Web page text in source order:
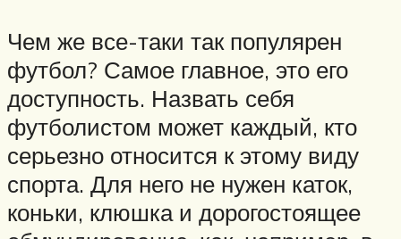
Чем же все-таки так популярен
футбол? Самое главное, это его
доступность. Назвать себя
футболистом может каждый, кто
серьезно относится к этому виду
спорта. Для него не нужен каток,
коньки, клюшка и дорогостоящее